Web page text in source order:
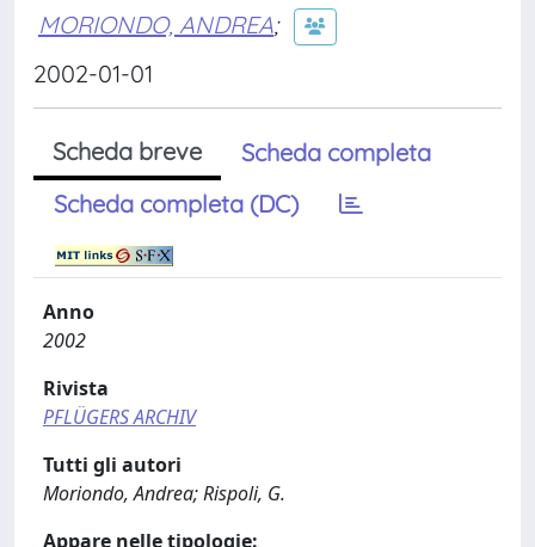
MORIONDO, ANDREA;
2002-01-01
Scheda breve
Scheda completa
Scheda completa (DC)
Anno
2002
Rivista
PFLÜGERS ARCHIV
Tutti gli autori
Moriondo, Andrea; Rispoli, G.
Appare nelle tipologie: